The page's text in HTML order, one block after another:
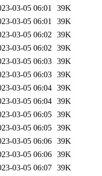
03-05 06:01
39K
03-05 06:01
39K
03-05 06:02 39K
03-05 06:02 39K
03-05 06:03 39K
03-05 06:03 39K
03-05 06:04 39K
03-05 06:04 39K
03-05 06:05 39K
03-05 06:05 39K
03-05 06:06 39K
03-05 06:06 39K
03-05 06:07 39K